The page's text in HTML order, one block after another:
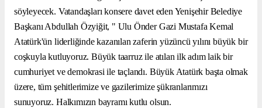
söyleyecek. Vatandaşları konsere davet eden Yenişehir Belediye
Başkanı Abdullah Özyiğit, " Ulu Önder Gazi Mustafa Kemal
Atatürk'ün liderliğinde kazanılan zaferin yüzüncü yılını büyük bir
coşkuyla kutluyoruz. Büyük taarruz ile atılan ilk adım laik bir
cumhuriyet ve demokrasi ile taçlandı. Büyük Atatürk başta olmak
üzere, tüm şehitlerimize ve gazilerimize şükranlarımızı
sunuyoruz. Halkımızın bayramı kutlu olsun.